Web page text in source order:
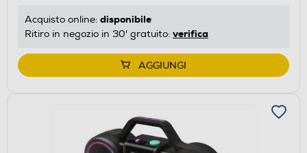
Acquisto online: disponibile
Ritiro in negozio in 30' gratuito: verifica
AGGIUNGI